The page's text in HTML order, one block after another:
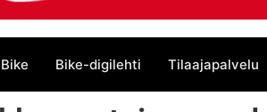
Bike-digilehti Tilaajapalvelu